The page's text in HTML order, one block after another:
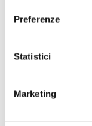
Preferenze
Statistici
Marketing